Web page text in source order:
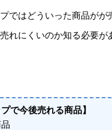
ではどういった商品がが
れにくいのか知る必要が
で今後売れる商品】